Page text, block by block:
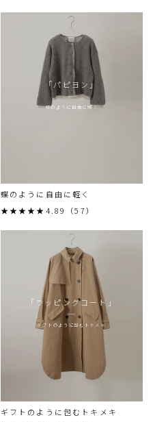
「パピヨン」
蝶のように自由に軽く
蝶のように自由に軽く
★★★★★4.89（57）
「ラッピングコート」
ギフトのように包むトキメキ
ギフトのように包むトキメキ